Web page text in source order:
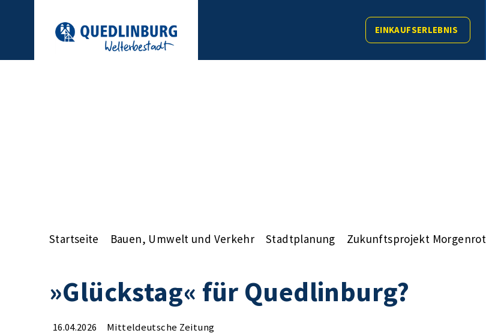
EINKAUFSERLEBNIS
Startseite Bauen, Umwelt und Verkehr Stadtplanung Zukunftsprojekt Morgenrot
»Glückstag« für Quedlinburg?
16.04.2026 Mitteldeutsche Zeitung